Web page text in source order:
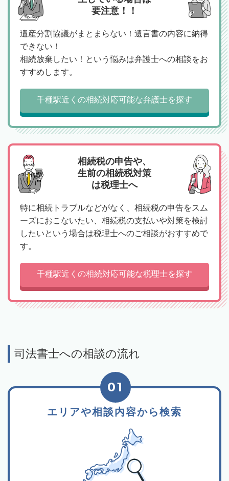
要注意！！
遺産分割協議がまとまらない！遺言書の内容に納得
できない！
相続放棄したい！という悩みは弁護士への相談をお
すすめします。
千種駅近くの相続対応可能な弁護士を探す
相続税の申告や、
生前の相続税対策
は税理士へ
特に相続トラブルなどがなく、相続税の申告をスム
ーズにおこないたい、相続税の支払いや対策を検討
したいという場合は税理士へのご相談がおすすめで
す。
千種駅近くの相続対応可能な税理士を探す
司法書士への相談の流れ
エリアや相談内容から検索
01